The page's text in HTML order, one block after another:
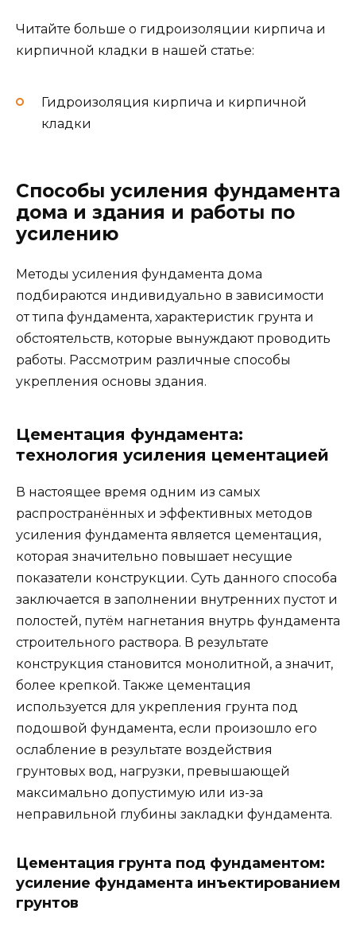
Читайте больше о гидроизоляции кирпича и
кирпичной кладки в нашей статье:
Гидроизоляция кирпича и кирпичной
кладки
Способы усиления фундамента
дома и здания и работы по
усилению
Методы усиления фундамента дома
подбираются индивидуально в зависимости
от типа фундамента, характеристик грунта и
обстоятельств, которые вынуждают проводить
работы. Рассмотрим различные способы
укрепления основы здания.
Цементация фундамента:
технология усиления цементацией
В настоящее время одним из самых
распространённых и эффективных методов
усиления фундамента является цементация,
которая значительно повышает несущие
показатели конструкции. Суть данного способа
заключается в заполнении внутренних пустот и
полостей, путём нагнетания внутрь фундамента
строительного раствора. В результате
конструкция становится монолитной, а значит,
более крепкой. Также цементация
используется для укрепления грунта под
подошвой фундамента, если произошло его
ослабление в результате воздействия
грунтовых вод, нагрузки, превышающей
максимально допустимую или из-за
неправильной глубины закладки фундамента.
Цементация грунта под фундаментом:
усиление фундамента инъектированием
грунтов